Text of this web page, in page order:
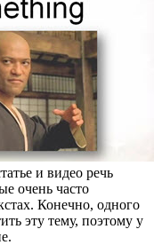
и видео речь
очень часто
Конечно, одного
эту тему, поэтому у